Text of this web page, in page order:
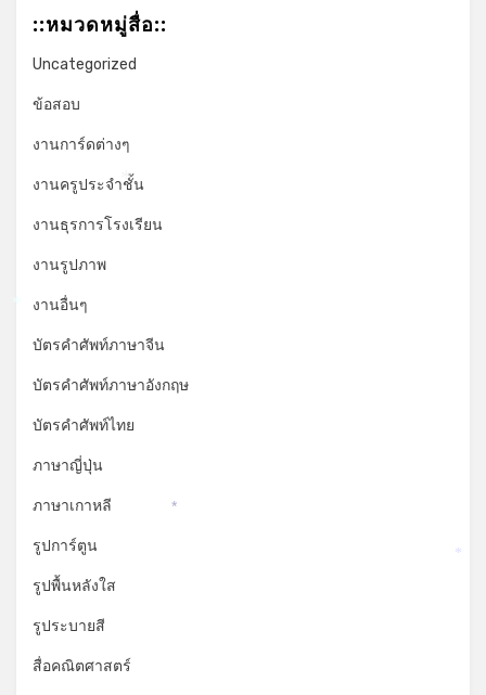
::หมวดหมู่สื่อ::
Uncategorized
ข้อสอบ
งานการ์ดต่างๆ
งานครูประจำชั้น
งานธุรการโรงเรียน
งานรูปภาพ
งานอื่นๆ
บัตรคำศัพท์ภาษาจีน
บัตรคำศัพท์ภาษาอังกฤษ
บัตรคำศัพท์ไทย
ภาษาญี่ปุ่น
ภาษาเกาหลี
รูปการ์ตูน
รูปพื้นหลังใส
รูประบายสี
สื่อคณิตศาสตร์
*